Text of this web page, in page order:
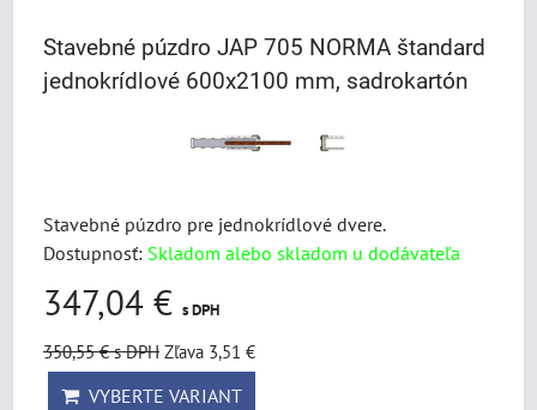
Stavebné púzdro JAP 705 NORMA štandard
jednokrídlové 600x2100 mm, sadrokartón
Stavebné púzdro pre jednokrídlové dvere.
Dostupnosť: Skladom alebo skladom u dodávateľa
347,04 € s DPH
350,55 €s DPH Zľava 3,51 €
VYBERTE VARIANT